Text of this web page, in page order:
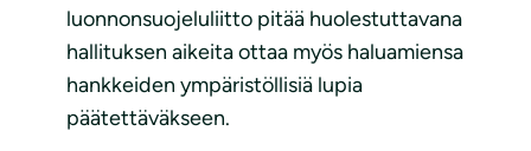
luonnonsuojeluliitto pitää huolestuttavana
hallituksen aikeita ottaa myös haluamiensa
hankkeiden ympäristöllisiä lupia
päätettäväkseen.